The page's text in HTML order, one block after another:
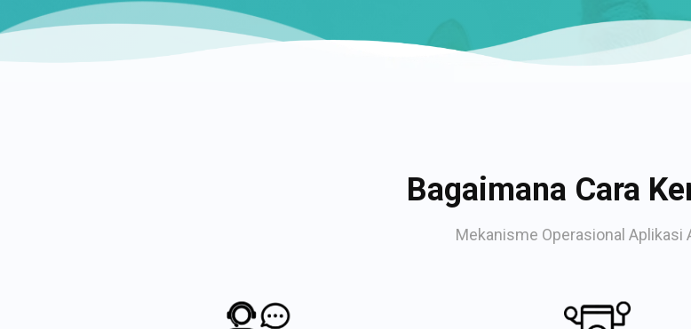
Bagaimana Cara
Mekanisme Operasional Aplikasi